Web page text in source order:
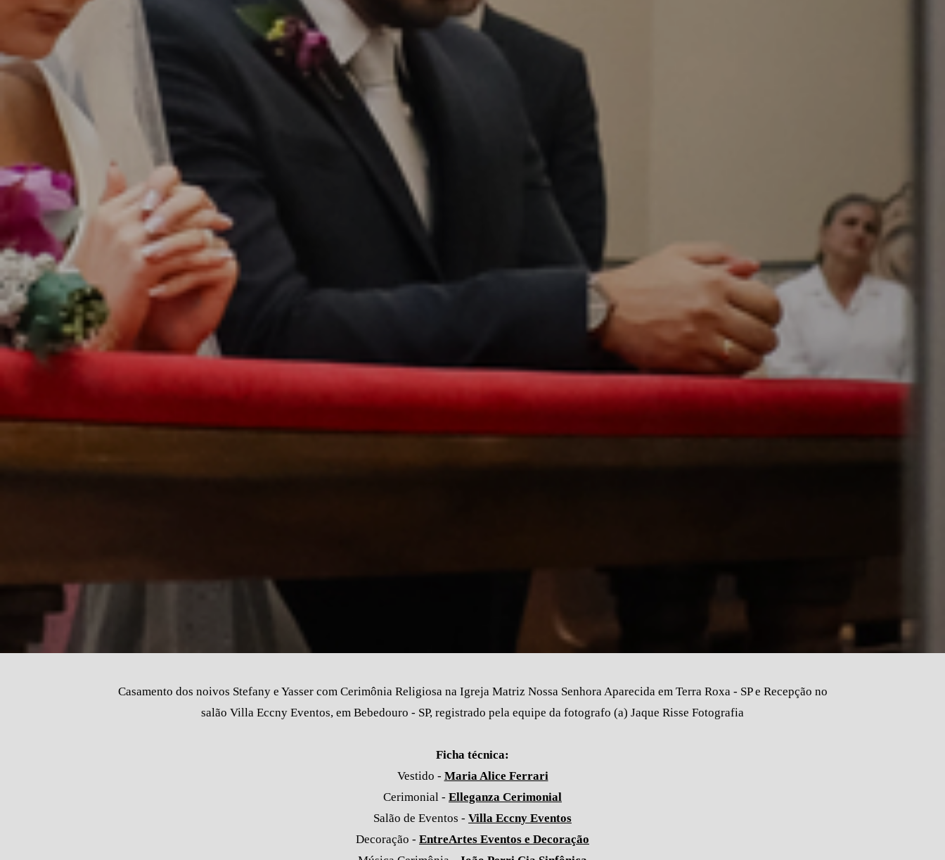
Casamento dos noivos Stefany e Yasser com Cerimônia Religiosa na Igreja Matriz Nossa Senhora Aparecida em Terra Roxa - SP e Recepção no
salão Villa Eccny Eventos, em Bebedouro - SP, registrado pela equipe da fotografo (a) Jaque Risse Fotografia
Ficha técnica:
Vestido - Maria Alice Ferrari
Cerimonial - Elleganza Cerimonial
Salão de Eventos - Villa Eccny Eventos
Decoração - EntreArtes Eventos e Decoração